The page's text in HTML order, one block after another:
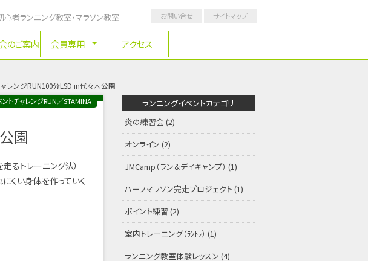
者ランニング教室・マラソン教室
のご案内 会員専用 アクセス
お問い合せ サイトマップ
ャレンジRUN100分LSD in代々木公園
トチャレンジRUN／STAMINA
園
るトレーニング法）
くい身体を作っていく
ランニングイベントカテゴリ
炎の練習会 (2)
オンライン (2)
JMCamp（ラン＆デイキャンプ） (1)
ハーフマラソン完走プロジェクト (1)
ポイント練習 (2)
室内トレーニング（ﾗﾝﾄﾚ） (1)
ランニング教室体験レッスン (4)